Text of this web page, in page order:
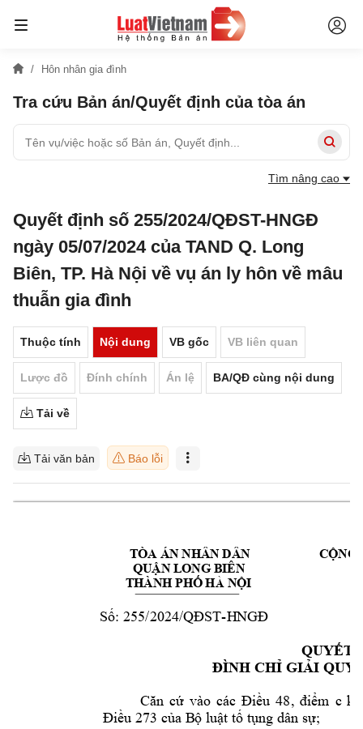
Hôn nhân gia đình
Tra cứu Bản án/Quyết định của tòa án
Tìm nâng cao
Quyết định số 255/2024/QĐST-HNGĐ
ngày 05/07/2024 của TAND Q. Long
Biên, TP. Hà Nội về vụ án ly hôn về mâu
thuẫn gia đình
Thuộc tính Nội dung VB gốc VB liên quan
Lược đồ Đính chính Án lệ BA/QĐ cùng nội dung
Tải về
Tải văn bản Báo lỗi
TÒA ÁN NHÂN DÂN
QUẬN LONG BIÊN
THÀNH PHỐ HÀ NỘI
Số: 255/2024/QĐST-HNGĐ
CỘNG
QUYẾT
ĐÌNH CHỈ GIẢI
Căn cứ vào các Điều 48, điểm c
Điều 273 của Bộ luật tố tụng dân sự;